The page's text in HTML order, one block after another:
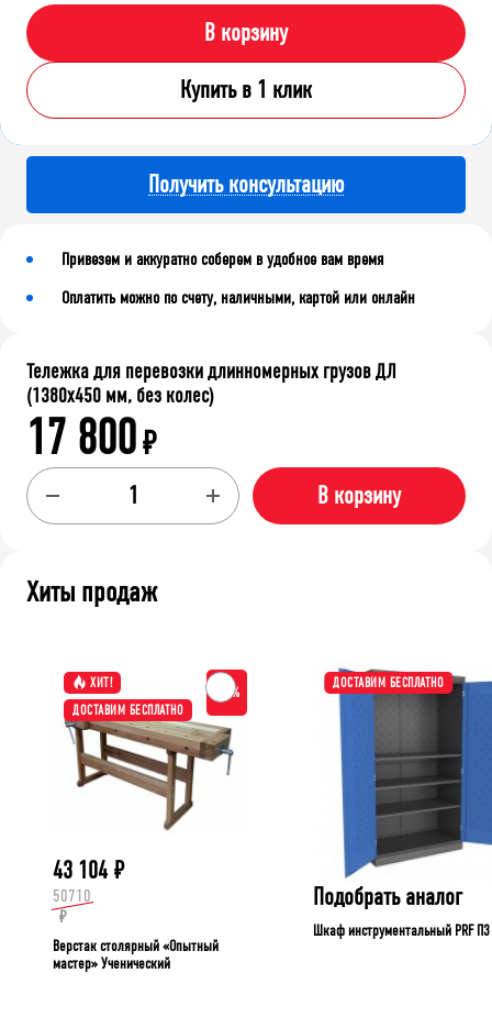
В корзину
Купить в 1 клик
Получить консультацию
Привезем и аккуратно соберем в удобное вам время
Оплатить можно по счету, наличными, картой или онлайн
Тележка для перевозки длинномерных грузов ДЛ
(1380x450 мм, без колес)
17 800₽
В корзину
Хиты продаж
ХИТ!
ДОСТАВИМ БЕСПЛАТНО
-15%
43 104 ₽
50710
₽
Верстак столярный «Опытный
мастер» Ученический
ДОСТАВИМ БЕСПЛАТНО
Подобрать аналог
Шкаф инструментальный PRF П3